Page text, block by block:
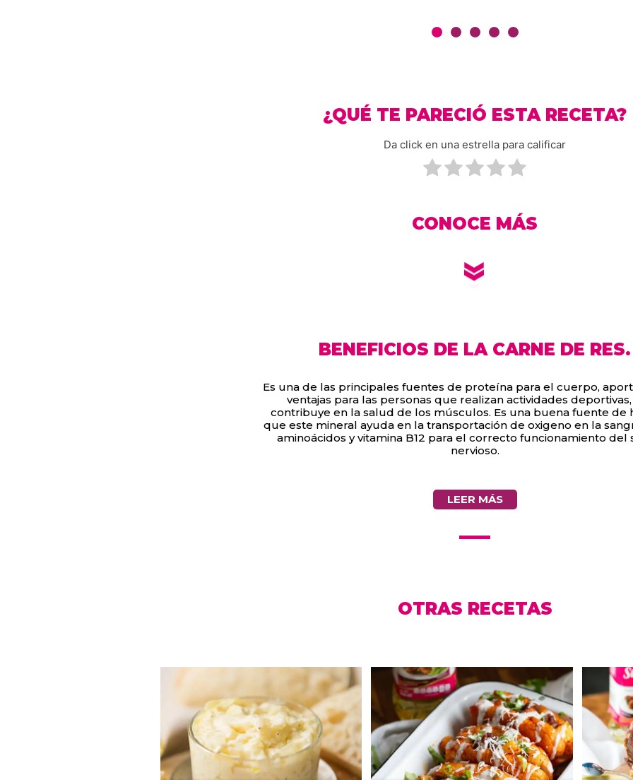
¿QUÉ TE PARECIÓ ESTA RECETA?
Da click en una estrella para calificar
CONOCE MÁS
BENEFICIOS DE LA CARNE DE RES.
Es una de las principales fuentes de proteína para el cuerpo,
ventajas para las personas que realizan actividades
contribuye en la salud de los músculos. Es una buena fuente de
que este mineral ayuda en la transportación de oxigeno en la
aminoácidos y vitamina B12 para el correcto funcionamiento del
nervioso.
LEER MÁS
OTRAS RECETAS